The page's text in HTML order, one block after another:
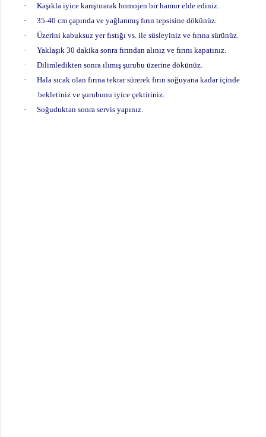
·
Kaşıkla iyice karıştırarak homojen bir hamur elde ediniz.
·
35-40 cm çapında ve yağlanmış fırın tepsisine dökünüz.
·
Üzerini kabuksuz yer fıstığı vs. ile süsleyiniz ve fırına sürünüz.
·
Yaklaşık 30 dakika sonra fırından alınız ve fırını kapatınız.
·
Dilimledikten sonra ılımış şurubu üzerine dökünüz.
·
Hala sıcak olan fırına tekrar sürerek fırın soğuyana kadar içinde
bekletiniz ve şurubunu iyice çektiriniz.
·
Soğuduktan sonra servis yapınız.